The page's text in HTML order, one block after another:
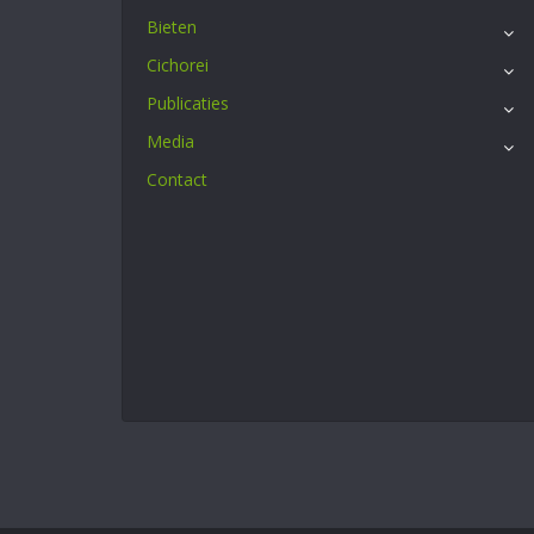
Bieten
Cichorei
Publicaties
Media
Contact